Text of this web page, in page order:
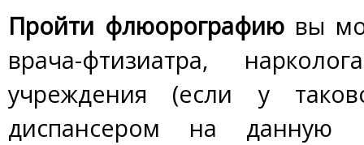
Пройти флюорографию вы
врача-фтизиатра,
учреждения (если у
диспансером на данную